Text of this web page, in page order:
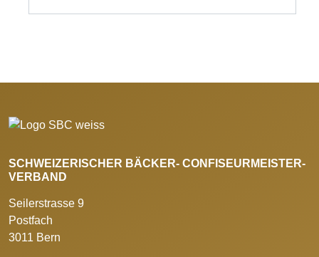
SCHWEIZERISCHER BÄCKER- CONFISEURMEISTER-
VERBAND
Seilerstrasse 9
Postfach
3011 Bern